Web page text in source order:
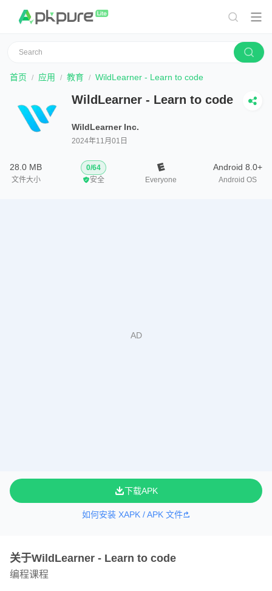
首页 应用 教育 WildLearner - Learn to code
WildLearner - Learn to code
WildLearner Inc.
2024年11月01日
28.0 MB
文件大小
0/64
安全
Everyone
Android 8.0+
Android OS
下载APK
如何安装 XAPK / APK 文件
关于WildLearner - Learn to code
编程课程